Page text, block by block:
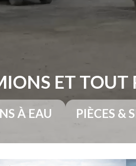
ET
À EAU PIÈCES &